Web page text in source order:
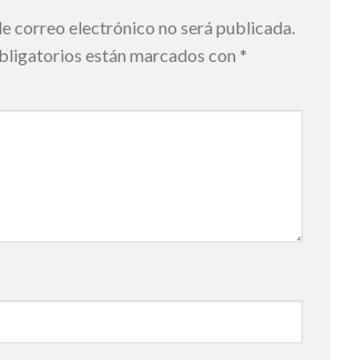
correo electrónico no será publicada.
están marcados con *